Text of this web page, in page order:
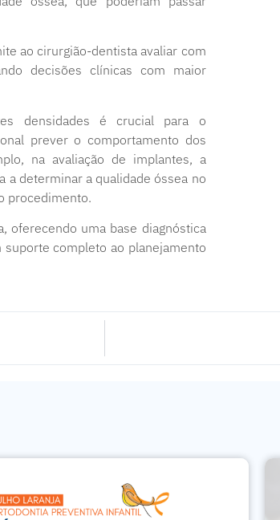
ao cirurgião-dentista avaliar com
decisões clínicas com maior
densidades é crucial para o
prever o comportamento dos
na avaliação de implantes, a
a determinar a qualidade óssea no
procedimento.
oferecendo uma base diagnóstica
completo ao planejamento